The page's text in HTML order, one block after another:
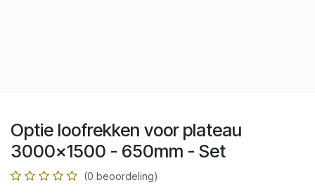
Optie loofrekken voor plateau
3000x1500 - 650mm - Set
(0 beoordeling)